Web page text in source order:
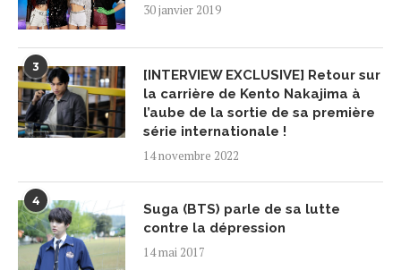
30 janvier 2019
3
[INTERVIEW EXCLUSIVE] Retour sur
la carrière de Kento Nakajima à
l’aube de la sortie de sa première
série internationale !
14 novembre 2022
4
Suga (BTS) parle de sa lutte
contre la dépression
14 mai 2017